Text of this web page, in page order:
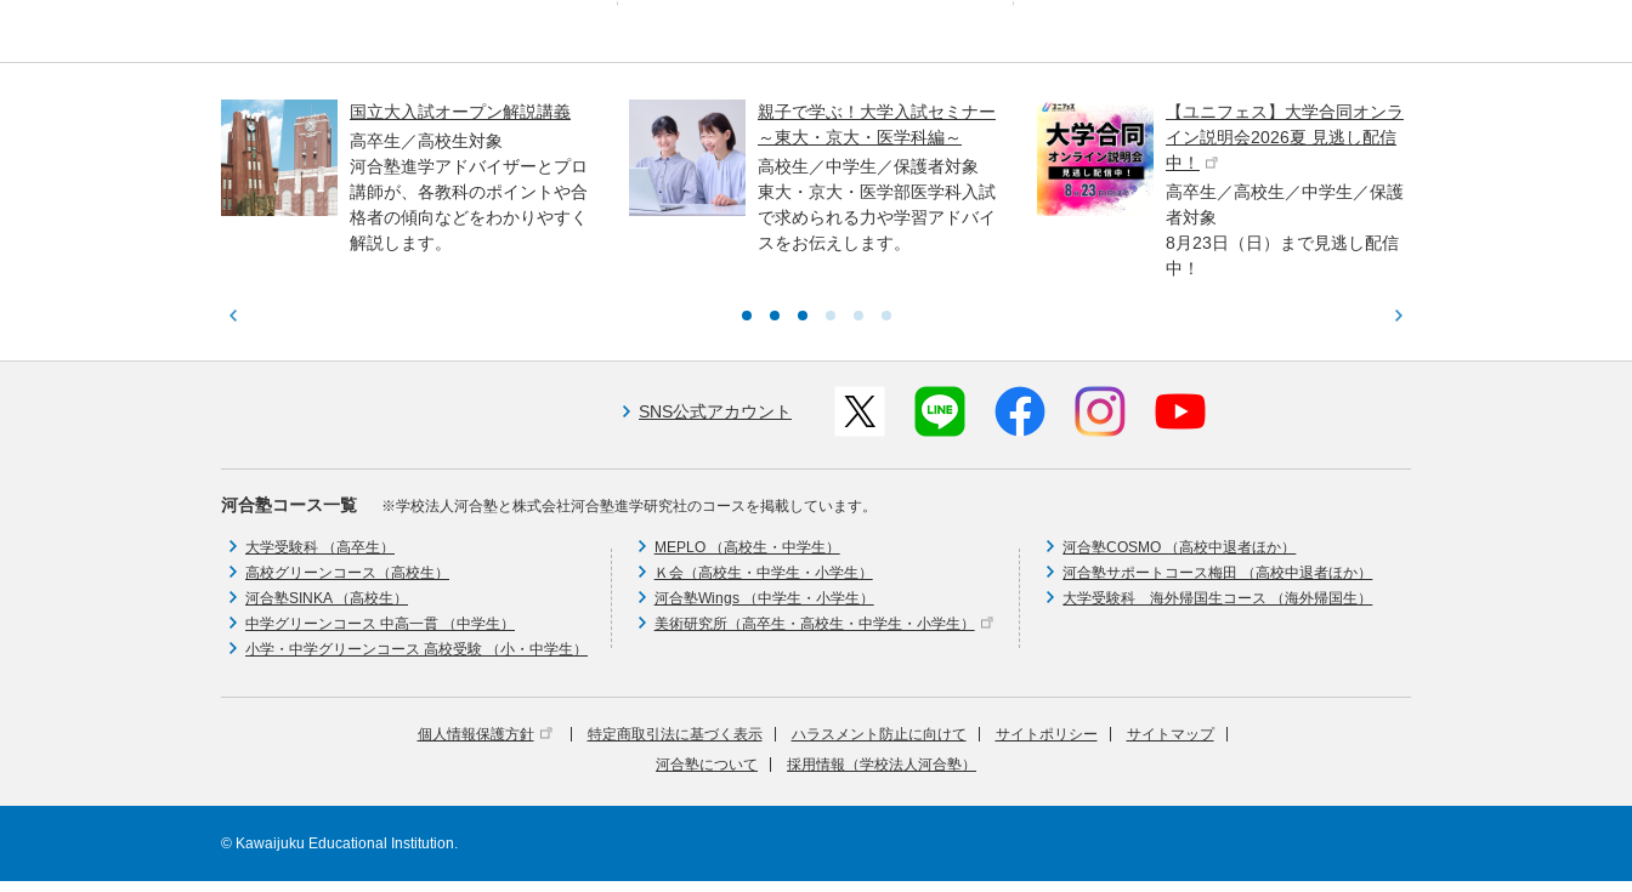
国立大入試オープン解説講義
高卒生／高校生対象
河合塾進学アドバイザーとプロ
講師が、各教科のポイントや合
格者の傾向などをわかりやすく
解説します。
親子で学ぶ！大学入試セミナー
～東大・京大・医学科編～
高校生／中学生／保護者対象
東大・京大・医学部医学科入試
で求められる力や学習アドバイ
スをお伝えします。
【ユニフェス】大学合同オンラ
イン説明会2026夏 見逃し配信
中！
高卒生／高校生／中学生／保護
者対象
8月23日（日）まで見逃し配信
中！
SNS公式アカウント
河合塾コース一覧 ※学校法人河合塾と株式会社河合塾進学研究社のコースを掲載しています。
大学受験科 （高卒生）
高校グリーンコース（高校生）
河合塾SINKA （高校生）
中学グリーンコース 中高一貫 （中学生）
小学・中学グリーンコース 高校受験 （小・中学生）
MEPLO （高校生・中学生）
Ｋ会（高校生・中学生・小学生）
河合塾Wings （中学生・小学生）
美術研究所（高卒生・高校生・中学生・小学生）
河合塾COSMO （高校中退者ほか）
河合塾サポートコース梅田 （高校中退者ほか）
大学受験科 海外帰国生コース （海外帰国生）
個人情報保護方針 特定商取引法に基づく表示 ハラスメント防止に向けて サイトポリシー
サイトマップ
河合塾について
採用情報（学校法人河合塾）
© Kawaijuku Educational Institution.